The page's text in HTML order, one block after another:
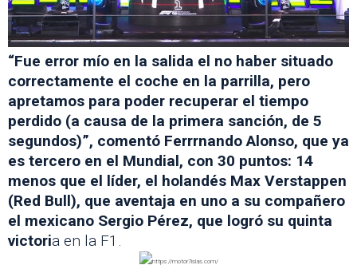
“Fue error mío en la salida el no haber situado
correctamente el coche en la parrilla, pero
apretamos para poder recuperar el tiempo
perdido (a causa de la primera sanción, de 5
segundos)”, comentó Ferrrnando Alonso, que ya
es tercero en el Mundial, con 30 puntos: 14
menos que el líder, el holandés Max Verstappen
(Red Bull), que aventaja en uno a su compañero
el mexicano Sergio Pérez, que logró su quinta
victoria en la F1.